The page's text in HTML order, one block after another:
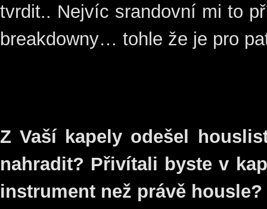
tvrdit.. Nejvíc srandovní mi to
breakdowny… tohle že je pro
Z Vaší kapely odešel
nahradit? Přivítali byste v
instrument než právě housle?